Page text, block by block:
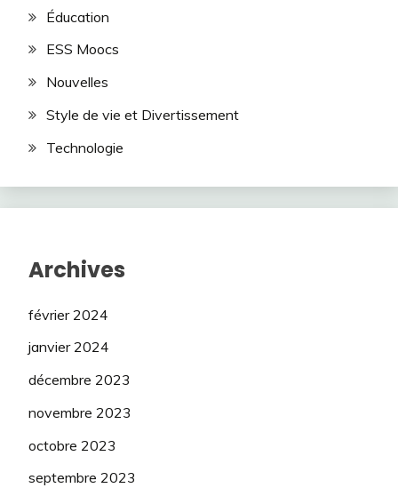
Éducation
ESS Moocs
Nouvelles
Style de vie et Divertissement
Technologie
Archives
février 2024
janvier 2024
décembre 2023
novembre 2023
octobre 2023
septembre 2023